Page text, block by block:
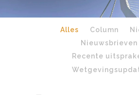
Alles Column
Nieuwsbrieven
Recente